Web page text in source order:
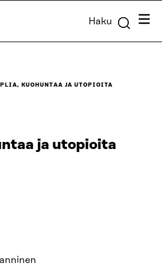
Haku
KUOHUNTAA JA UTOPIOITA
ja utopioita